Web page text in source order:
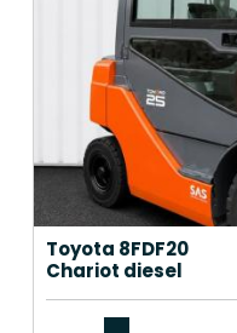
Toyota 8FDF20
Chariot diesel